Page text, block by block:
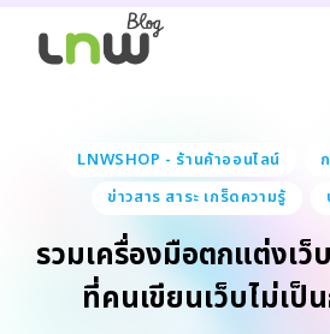
LNWSHOP - ร้านค้าออนไลน์
ข่าวสาร สาระ เกร็ดความรู้
รวมเครื่องมือตกแต่งเว็
ที่คนเขียนเว็บไม่เป็